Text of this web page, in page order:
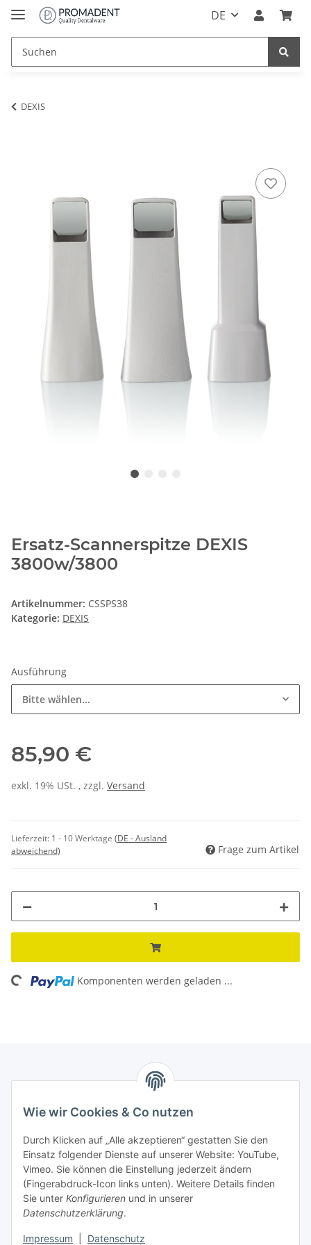
DE
DEXIS
Ersatz-Scannerspitze DEXIS
3800w/3800
Artikelnummer: CSSPS38
Kategorie: DEXIS
Ausführung
Bitte wählen...
85,90 €
exkl. 19% USt. , zzgl. Versand
Lieferzeit: 1 - 10 Werktage (DE - Ausland
abweichend)
Frage zum Artikel
Loading... Komponenten werden geladen ...
PROMADENT UG
Im Nordfeld 13
29336 Nienhagen
info@promadent.de
Wie wir Cookies & Co nutzen
Durch Klicken auf „Alle akzeptieren“ gestatten Sie den
Einsatz folgender Dienste auf unserer Website: YouTube,
Vimeo. Sie können die Einstellung jederzeit ändern
(Fingerabdruck-Icon links unten). Weitere Details finden
Sie unter Konfigurieren und in unserer
Datenschutzerklärung.
Impressum Datenschutz